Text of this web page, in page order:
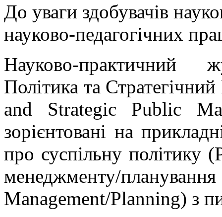
До уваги здобувачів
науково-педагогічних
Науково-практичний
Політика та
and Strategic Public
зорієнтовані на
про суспільну політику
менеджменту/
Management/Planning) з